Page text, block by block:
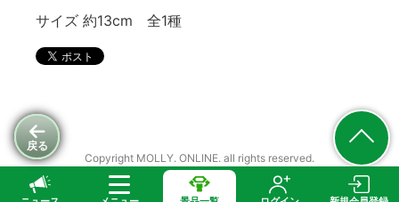
戻る
サイズ 約13cm 全1種
Copyright MOLLY. ONLINE. all rights reserved.